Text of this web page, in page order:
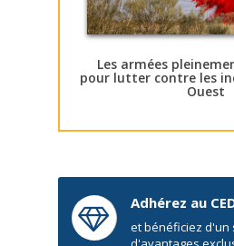
Les armées
pour lutter contre les
Ouest
Adhérez au
et bénéficiez d'un